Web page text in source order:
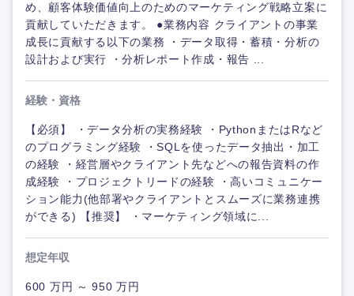
め、顧客体験価値向上のためのマーケティング戦略立案に
貢献していただきます。 ●業務内容 クライアントの事業
成長に貢献する以下の業務 ・データ取得・蓄積・分析の
設計および実行 ・分析レポート作成・報告 ...
経験・資格
【必須】 ・データ分析の実務経験 ・PythonまたはRなど
のプログラミング経験 ・SQLを使ったデータ抽出・加工
の経験 ・経営層やクライアント先などへの報告資料の作
成経験 ・プロジェクトリードの経験 ・高いコミュニケー
ション能力(他部署やクライアントとスムーズに業務連携
ができる) 【推奨】 ・マーケティング領域に...
想定年収
600 万円 ～ 950 万円